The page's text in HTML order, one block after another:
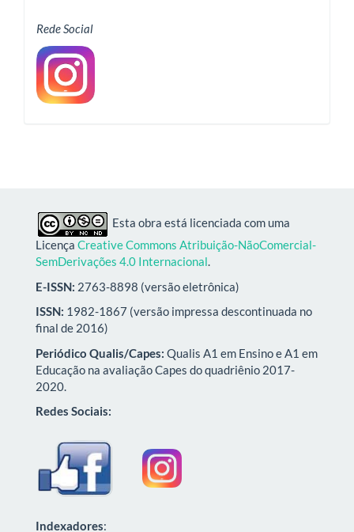
Rede Social
Esta obra está licenciada com uma
Licença Creative Commons Atribuição-NãoComercial-
SemDerivações 4.0 Internacional.
E-ISSN: 2763-8898 (versão eletrônica)
ISSN: 1982-1867 (versão impressa descontinuada no
final de 2016)
Periódico Qualis/Capes: Qualis A1 em Ensino e A1 em
Educação na avaliação Capes do quadriênio 2017-
2020.
Redes Sociais:
Indexadores: